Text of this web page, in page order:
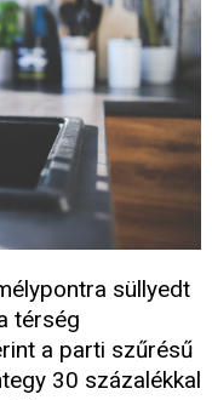
süllyedt
térség
a parti szűrésű
30 százalékkal